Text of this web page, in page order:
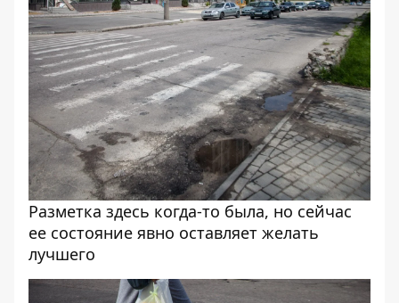
Разметка здесь когда-то была, но сейчас
ее состояние явно оставляет желать
лучшего